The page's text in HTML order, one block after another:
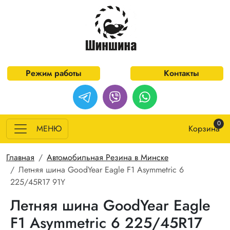
Перейти к основному содержанию
Режим работы Контакты
МЕНЮ Корзина0
Строка навигации
Главная
Автомобильная Резина в Минске
Летняя шина GoodYear Eagle F1 Asymmetric 6
225/45R17 91Y
Летняя шина GoodYear Eagle
F1 Asymmetric 6 225/45R17